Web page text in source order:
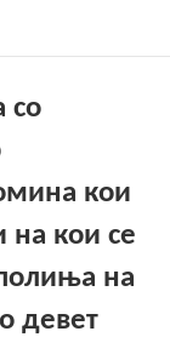
со
кои
на кои се
на
девет